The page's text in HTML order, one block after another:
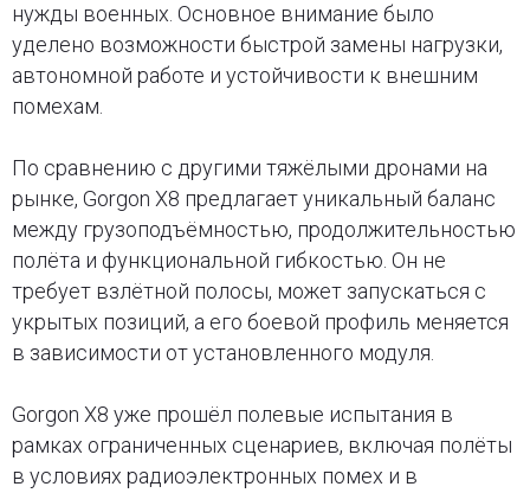
нужды военных. Основное внимание было
уделено возможности быстрой замены нагрузки,
автономной работе и устойчивости к внешним
помехам.
По сравнению с другими тяжёлыми дронами на
рынке, Gorgon X8 предлагает уникальный баланс
между грузоподъёмностью, продолжительностью
полёта и функциональной гибкостью. Он не
требует взлётной полосы, может запускаться с
укрытых позиций, а его боевой профиль меняется
в зависимости от установленного модуля.
Gorgon X8 уже прошёл полевые испытания в
рамках ограниченных сценариев, включая полёты
в условиях радиоэлектронных помех и в